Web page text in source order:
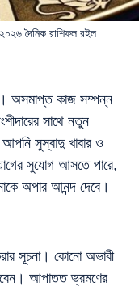
দৈনিক রাশিফল রইল
অসমাপ্ত কাজ সম্পন্ন
সাথে নতুন
সুস্বাদু খাবার ও
সুযোগ আসতে পারে,
অপার আনন্দ দেবে।
সূচনা। কোনো অভাবী
আপাতত ভ্রমণের